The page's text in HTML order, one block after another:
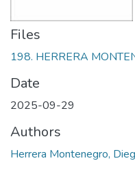
Files
198. HERRERA
Date
2025-09-29
Authors
Herrera Montenegro,